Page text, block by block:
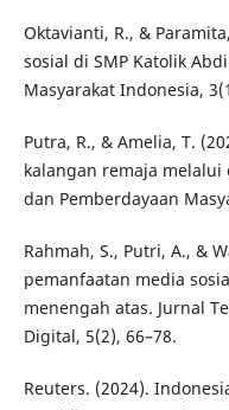
Oktavianti, R., &
sosial di SMP Katolik
Masyarakat Indonesia,
Putra, R., & Amelia, T.
kalangan remaja melalui
dan Pemberdayaan
Rahmah, S., Putri, A., &
pemanfaatan media
menengah atas. Jurnal
Digital, 5(2), 66–78.
Reuters. (2024).